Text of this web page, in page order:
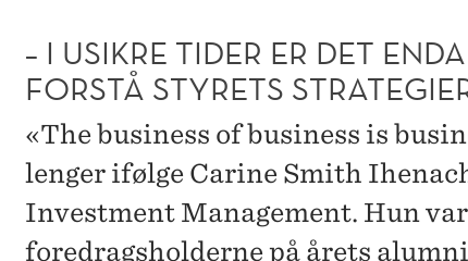
– I USIKRE TIDER ER DET
FORSTÅ STYRETS
«The business of business is
lenger ifølge Carine Smith
Investment Management. Hun
foredragsholderne på årets